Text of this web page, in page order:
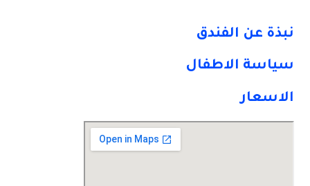
نبذة عن الفندق
سياسة الاطفال
الاسعار